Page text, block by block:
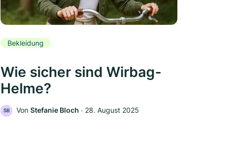
Bekleidung
Wie sicher sind Wirbag-
Helme?
SB Von Stefanie Bloch ‧ 28. August 2025